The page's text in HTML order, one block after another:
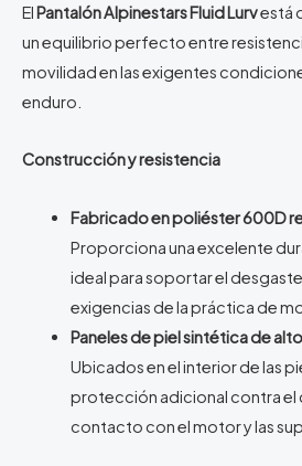
ElPantalón Alpinestars Fluid Lurvestá
un equilibrio perfecto entre
movilidad en las exigentes
enduro.
Construcción y resistencia
Fabricado en poliéster 600D
Proporciona una excelente
ideal para soportar el
exigencias de la práctica de
Paneles de piel sintética de
Ubicados en el interior de las
protección adicional contra el
contacto con el motor y las